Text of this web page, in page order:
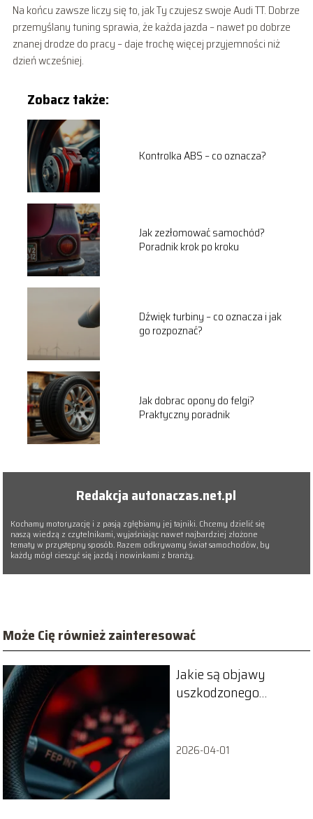
Na końcu zawsze liczy się to, jak Ty czujesz swoje Audi TT. Dobrze
przemyślany tuning sprawia, że każda jazda – nawet po dobrze
znanej drodze do pracy – daje trochę więcej przyjemności niż
dzień wcześniej.
Zobacz także:
Kontrolka ABS – co oznacza?
Jak zezłomować samochód?
Poradnik krok po kroku
Dźwięk turbiny – co oznacza i jak
go rozpoznać?
Jak dobrac opony do felgi?
Praktyczny poradnik
Redakcja autonaczas.net.pl
Kochamy motoryzację i z pasją zgłębiamy jej tajniki. Chcemy dzielić się
naszą wiedzą z czytelnikami, wyjaśniając nawet najbardziej złożone
tematy w przystępny sposób. Razem odkrywamy świat samochodów, by
każdy mógł cieszyć się jazdą i nowinkami z branży.
Może Cię również zainteresować
Jakie są objawy
uszkodzonego
2026-04-01